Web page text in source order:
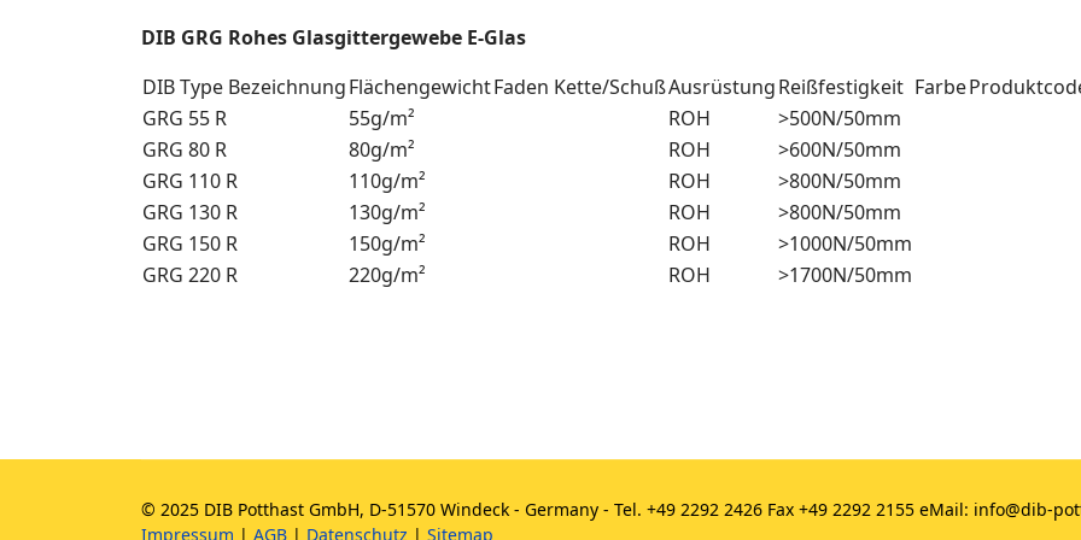
DIB GRG Rohes Glasgittergewebe E-Glas
DIB Type BezeichnungFlächengewichtFaden Kette/SchußAusrüstungReißfestigkeit Farbe
GRG 55 R
55g/m² ROH
>500N/50mm
GRG 80 R
80g/m² ROH
>600N/50mm
GRG 110 R
110g/m² ROH
>800N/50mm
GRG 130 R
130g/m² ROH
>800N/50mm
GRG 150 R
150g/m² ROH
>1000N/50mm
GRG 220 R
220g/m² ROH >1700N/50mm
© 2025 DIB Potthast GmbH, D-51570 Windeck - Germany - Tel. +49 2292 2426 Fax +49 2292 2155 eMail: info@dib-
Impressum | AGB | Datenschutz | Sitemap